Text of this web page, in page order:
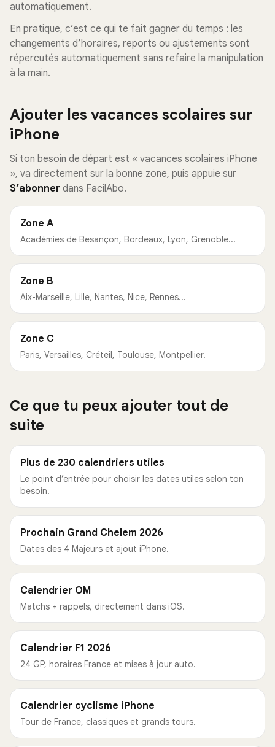
automatiquement.
En pratique, c’est ce qui te fait gagner du temps : les
changements d’horaires, reports ou ajustements sont
répercutés automatiquement sans refaire la manipulation
à la main.
Ajouter les vacances scolaires sur
iPhone
Si ton besoin de départ est « vacances scolaires iPhone
», va directement sur la bonne zone, puis appuie sur
S’abonner dans FacilAbo.
Zone A
Académies de Besançon, Bordeaux, Lyon, Grenoble...
Zone B
Aix-Marseille, Lille, Nantes, Nice, Rennes...
Zone C
Paris, Versailles, Créteil, Toulouse, Montpellier.
Ce que tu peux ajouter tout de
suite
Plus de 230 calendriers utiles
Le point d’entrée pour choisir les dates utiles selon ton
besoin.
Prochain Grand Chelem 2026
Dates des 4 Majeurs et ajout iPhone.
Calendrier OM
Matchs + rappels, directement dans iOS.
Calendrier F1 2026
24 GP, horaires France et mises à jour auto.
Calendrier cyclisme iPhone
Tour de France, classiques et grands tours.